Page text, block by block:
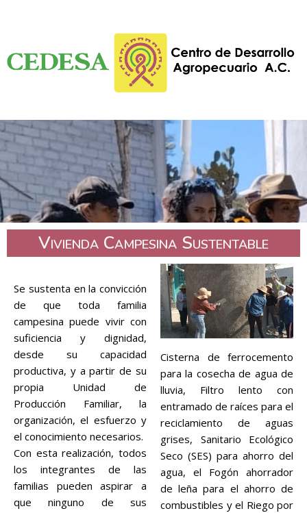
Vivienda Campesina Sustentable
Se sustenta en la convicción
de que toda familia
campesina puede vivir con
suficiencia y dignidad,
desde su capacidad
productiva, y a partir de su
propia Unidad de
Producción Familiar, la
organización, el esfuerzo y
el conocimiento necesarios.
Con esta realización, todos
los integrantes de las
familias pueden aspirar a
que ninguno de sus
Cisterna de ferrocemento
para la cosecha de agua de
lluvia, Filtro lento con
entramado de raíces para el
reciclamiento de aguas
grises, Sanitario Ecológico
Seco (SES) para ahorro del
agua, el Fogón ahorrador
de leña para el ahorro de
combustibles y el Riego por